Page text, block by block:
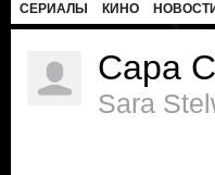
СЕРИАЛЫ КИНО
Сара
Sara